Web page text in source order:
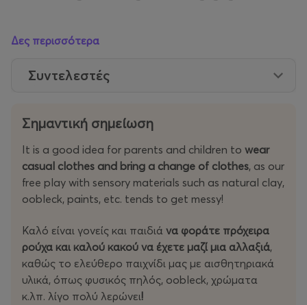
you can contact us
For information:You can contact us at
Ενα ολοκαίνουργιο τμήμα για παιδιά 4-6 ετών!Μέσα
από τη μαγεία του messy play, τα παιδιά θα
ανακαλύψουν υφές, χρώματα, σχήματα και ιδέες, ενώ
διασκεδαστικό περιβάλλον.
Σε αυτό το τμήμα, τα ελληνόφωνα παιδιά που θέλουν
να εξασκήσουν τα αγγλικά τους θα συμμετέχουν μαζί με
αγγλόφωνα παιδιά σε δημιουργικές, αισθητηριακές
Δες περισσότερα
Συντελεστές
Σημαντική σημείωση
It is a good idea for parents and children to wear
casual clothes and bring a change of clothes, as our
free play with sensory materials such as natural clay,
oobleck, paints, etc. tends to get messy!
Καλό είναι γονείς και παιδιά να φοράτε πρόχειρα
ρούχα και καλού κακού να έχετε μαζί μια αλλαξιά,
καθώς το ελεύθερο παιχνίδι μας με αισθητηριακά
υλικά, όπως φυσικός πηλός, oobleck, χρώματα
κ.λπ. λίγο πολύ λερώνει!